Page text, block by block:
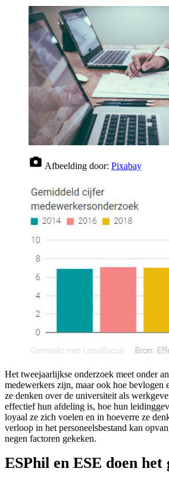
Afbeelding door: Pixabay
Het tweejaarlijkse onderzoek meet onder
medewerkers zijn, maar ook hoe bevlogen
ze denken over de universiteit als
effectief hun afdeling is, hoe hun
loyaal ze zich voelen en in hoeverre ze
verloop in het personeelsbestand kan
negen factoren gekeken.
ESPhil en ESE doen het